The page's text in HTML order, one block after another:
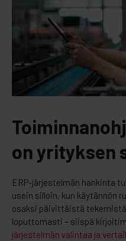
on yrityksen
ERP-järjestelmän hankinta
usein silloin, kun käytännön
osaksi päivittäistä
loputtomasti – siispä
järjestelmän valintaa ja